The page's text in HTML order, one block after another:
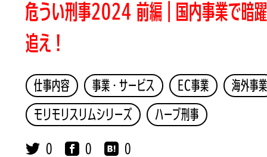
危うい刑事2024 前編｜国内事業で暗
追え！
仕事内容 事業・サービス EC事業 海外事業
モリモリスリムシリーズ ハーブ刑事
0 0 0